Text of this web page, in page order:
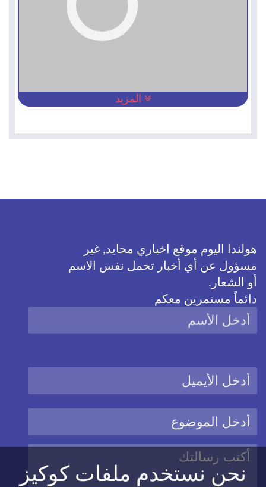
المزيد
هولندا اليوم موقع اخباري محايد, غير
مسؤول عن أي أخبار تحمل نفس الاسم
أو الشعار.
دائماً مستمرين معكم
نحن نستخدم ملفات كوكيز